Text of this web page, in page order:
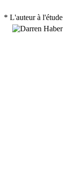
* L'auteur à l'étude